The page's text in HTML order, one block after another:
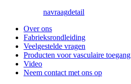
navraagdetail
Over ons
Fabrieksrondleiding
Veelgestelde vragen
Producten voor vasculaire toegang
Video
Neem contact met ons op